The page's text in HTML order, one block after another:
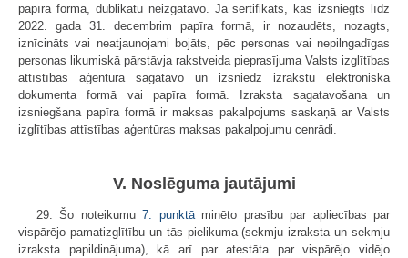
papīra formā, dublikātu neizgatavo. Ja sertifikāts, kas izsniegts līdz
2022. gada 31. decembrim papīra formā, ir nozaudēts, nozagts,
iznīcināts vai neatjaunojami bojāts, pēc personas vai nepilngadīgas
personas likumiskā pārstāvja rakstveida pieprasījuma Valsts izglītības
attīstības aģentūra sagatavo un izsniedz izrakstu elektroniska
dokumenta formā vai papīra formā. Izraksta sagatavošana un
izsniegšana papīra formā ir maksas pakalpojums saskaņā ar Valsts
izglītības attīstības aģentūras maksas pakalpojumu cenrādi.
V. Noslēguma jautājumi
29. Šo noteikumu7. punktāminēto prasību par apliecības par
vispārējo pamatizglītību un tās pielikuma (sekmju izraksta un sekmju
izraksta papildinājuma), kā arī par atestāta par vispārējo vidējo